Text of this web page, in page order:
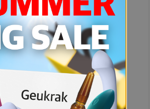
예상치 못한 에러입니다.